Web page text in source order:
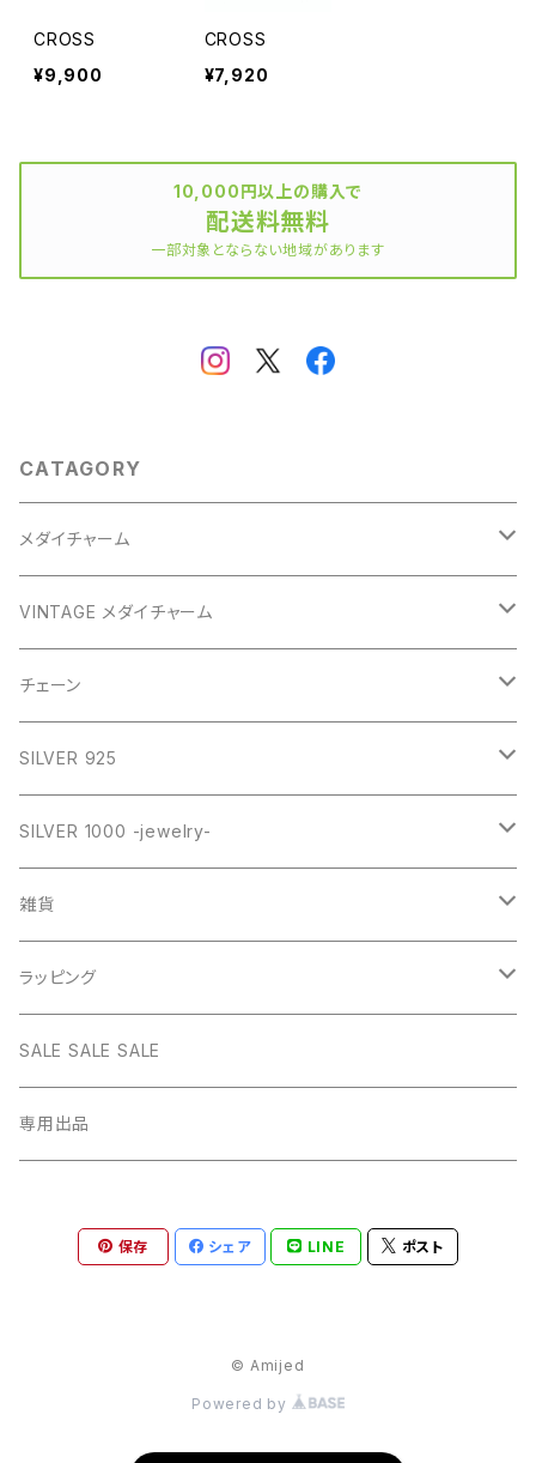
CROSS
¥9,900
CROSS
¥7,920
10,000円以上の購入で
配送料無料
一部対象とならない地域があります
CATAGORY
メダイチャーム
GOLD
GOLD
SILVER
PICTURE
RED
SILVER
GOLD
SILVER
PICTURE
VINTAGE
STAINLESS
VINTAGE メダイチャーム
CROSS
HEART
RING
チェーン
ネックレス
ネックレス SILVER925
ネックレス GOLD
SILVER 925
RING collection
daily
star
BANGLE
CHOKER
EARRING
SILVER 1000 -jewelry-
オリジナルチャーム
チェーン
雑貨
インテリア
MEXICAN CROSS
オリジナルポーチ
Pouch S
Pouch L
ナップサック
ラッピング
ネックレスギフトBOX
ラッピング
SALE SALE SALE
専用出品
保存 シェア LINE ポスト
© Amijed
Powered by